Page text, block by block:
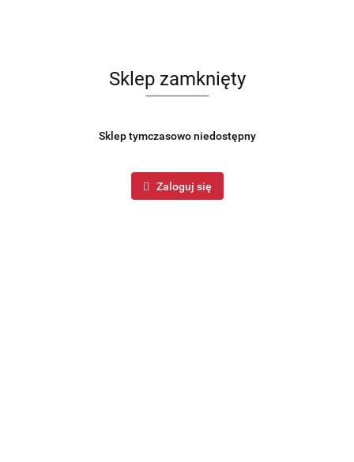
Sklep zamknięty
Sklep tymczasowo niedostępny
Zaloguj się